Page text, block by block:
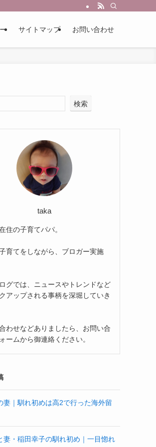
サイトマップ お問い合わせ
検索
taka
住の子育てパパ。
育てをしながら、ブロガー実施
グでは、ニュースやトレンドなど
アップされる事柄を深堀していき
わせなどありましたら、お問い合
ームから御連絡ください。
妻｜馴れ初めは高2で行った海外留
妻・稲田幸子の馴れ初め｜一目惚れ